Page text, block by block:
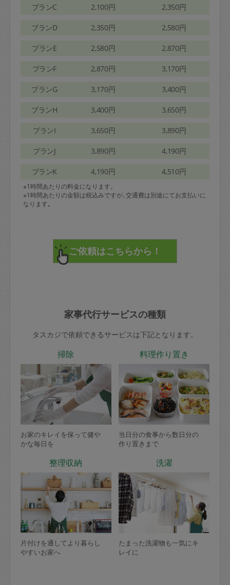
プランC 2,100円 2,350円
プランD 2,350円 2,580円
プランE 2,580円 2,870円
プランF 2,870円 3,170円
プランG 3,170円 3,400円
プランH 3,400円 3,650円
プランI 3,650円 3,890円
プランJ 3,890円 4,190円
プランK 4,190円 4,510円
※1時間あたりの料金になります。
※1時間あたりの金額は税込みですが､交通費は別途にてお支払いに
なります｡
家事代行サービスの種類
タスカジで依頼できるサービスは下記となります。
掃除
お家のキレイを保って健や
かな毎日を
料理作り置き
当日分の食事から数日分の
作り置きまで
整理収納
片付けを通してより暮らし
やすいお家へ
洗濯
たまった洗濯物も一気にキ
レイに